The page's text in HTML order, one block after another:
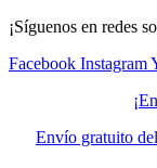
¡Síguenos en redes
Facebook Instagram
Envío gratuito